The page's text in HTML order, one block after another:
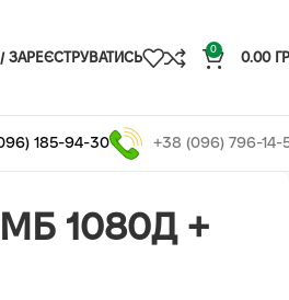
ЗАРЕЄСТРУВАТИСЬ
0
0.00
185-94-30 +38 (096) 796-14-
1080Д +